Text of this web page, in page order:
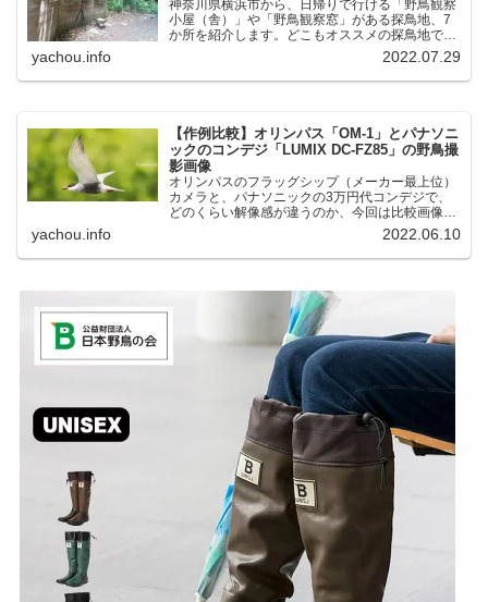
神奈川県横浜市から、日帰りで行ける「野鳥観察
小屋（舎）」や「野鳥観察窓」がある探鳥地、7
か所を紹介します。どこもオススメの探鳥地で
す。実際に訪れてみると、野山にいる野鳥、海や
湖にいる野鳥それぞれ違う観察になりました。街
中にあり、電車で行ける...
yachou.info 2022.07.29
【作例比較】オリンパス「OM-1」とパナソニ
ックのコンデジ「LUMIX DC-FZ85」の野鳥撮
影画像
オリンパスのフラッグシップ（メーカー最上位）
カメラと、パナソニックの3万円代コンデジで、
どのくらい解像感が違うのか、今回は比較画像を
紹介します。私はコンデジを愛用しているのです
が、相棒がオリンパス「OM-1」を使い始めたと
ころ、同じ被写体で...
yachou.info 2022.06.10